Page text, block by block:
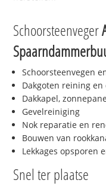
Schoorsteenveger
Schoorsteenvegen
Dakgoten reining
Dakkapel,
Gevelreiniging
Nok reparatie en
Bouwen van
Lekkages opsporen
Snel ter plaatse